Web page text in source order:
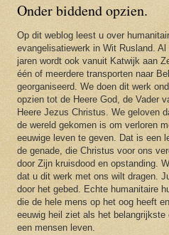
Onder biddend opzien.
Op dit weblog leest u over
evangelisatiewerk in Wit Rusland. Al
jaren wordt ook vanuit Katwijk aan
één of meerdere transporten naar
georganiseerd. We doen dit werk
opzien tot de Heere God, de Vader
Heere Jezus Christus. We geloven
de wereld gekomen is om verloren
eeuwige leven te geven. Dat is een
de genade, die Christus voor ons
door Zijn kruisdood en opstanding.
dat u dit werk met ons wilt dragen.
door het gebed. Echte humanitaire
die de hele mens op het oog heeft
eeuwig heil ziet als het belangrijkste
een mensen leven.